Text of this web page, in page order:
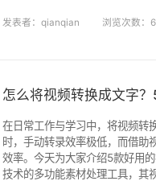
模型，识别准确率高达 98%，还
发表者：qianqian 浏览次数：
怎么将视频转换成文字？
在日常工作与学习中，将视频转
时，手动转录效率极低，而借助
效率。今天为大家介绍5款好用的视频转文字
技术的多功能素材处理工具，其